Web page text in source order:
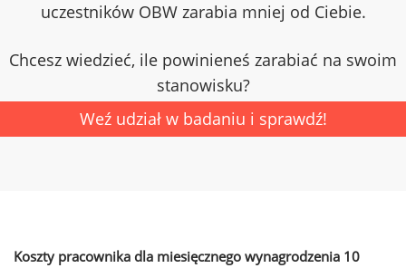
uczestników OBW zarabia mniej od Ciebie.
Chcesz wiedzieć, ile powinieneś zarabiać na swoim
stanowisku?
Weź udział w badaniu i sprawdź!
Koszty pracownika dla miesięcznego wynagrodzenia 10